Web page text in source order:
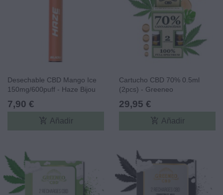
Desechable CBD Mango Ice
150mg/600puff - Haze Bijou
CBD
7,90 €
add_shopping_cart Añadir
Cartucho CBD 70% 0.5ml
(2pcs) - Greeneo
29,95 €
add_shopping_cart Añadir